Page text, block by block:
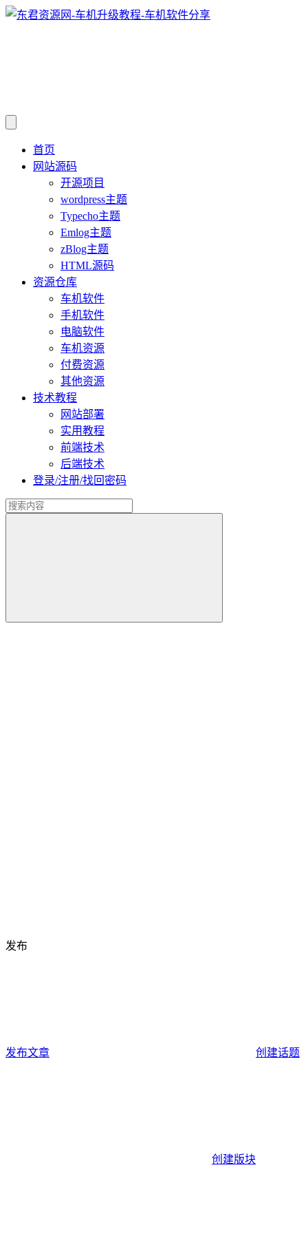
首页
网站源码
开源项目
wordpress主题
Typecho主题
Emlog主题
zBlog主题
HTML源码
资源仓库
车机软件
手机软件
电脑软件
车机资源
付费资源
其他资源
技术教程
网站部署
实用教程
前端技术
后端技术
登录/注册/找回密码
发布
发布文章 创建话题
创建版块